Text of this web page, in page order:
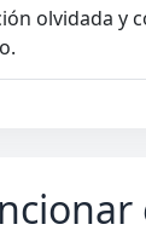
olvidada y